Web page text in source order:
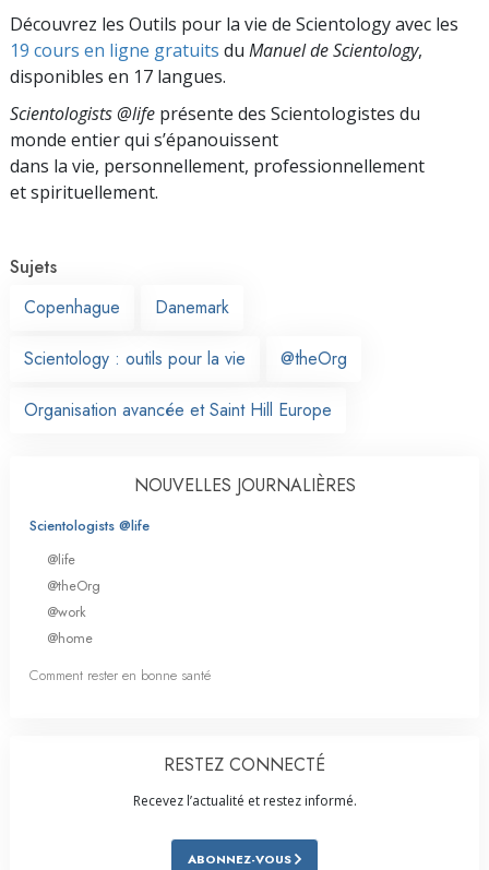
Découvrez les Outils pour la vie de Scientology avec les
19 cours en ligne gratuits du Manuel de Scientology,
disponibles en 17 langues.
Scientologists @life présente des Scientologistes du
monde entier qui s’épanouissent
dans la vie, personnellement, professionnellement
et spirituellement.
Sujets
Copenhague
Danemark
Scientology : outils pour la vie @theOrg
Organisation avancée et Saint Hill Europe
NOUVELLES JOURNALIÈRES
Scientologists @life
@life
@theOrg
@work
@home
Comment rester en bonne santé
RESTEZ CONNECTÉ
Recevez l’actualité et restez informé.
ABONNEZ-VOUS